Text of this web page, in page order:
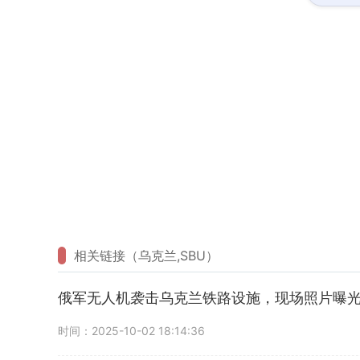
相关链接（乌克兰,SBU）
俄军无人机袭击乌克兰铁路设施，现场照片曝
时间：2025-10-02 18:14:36